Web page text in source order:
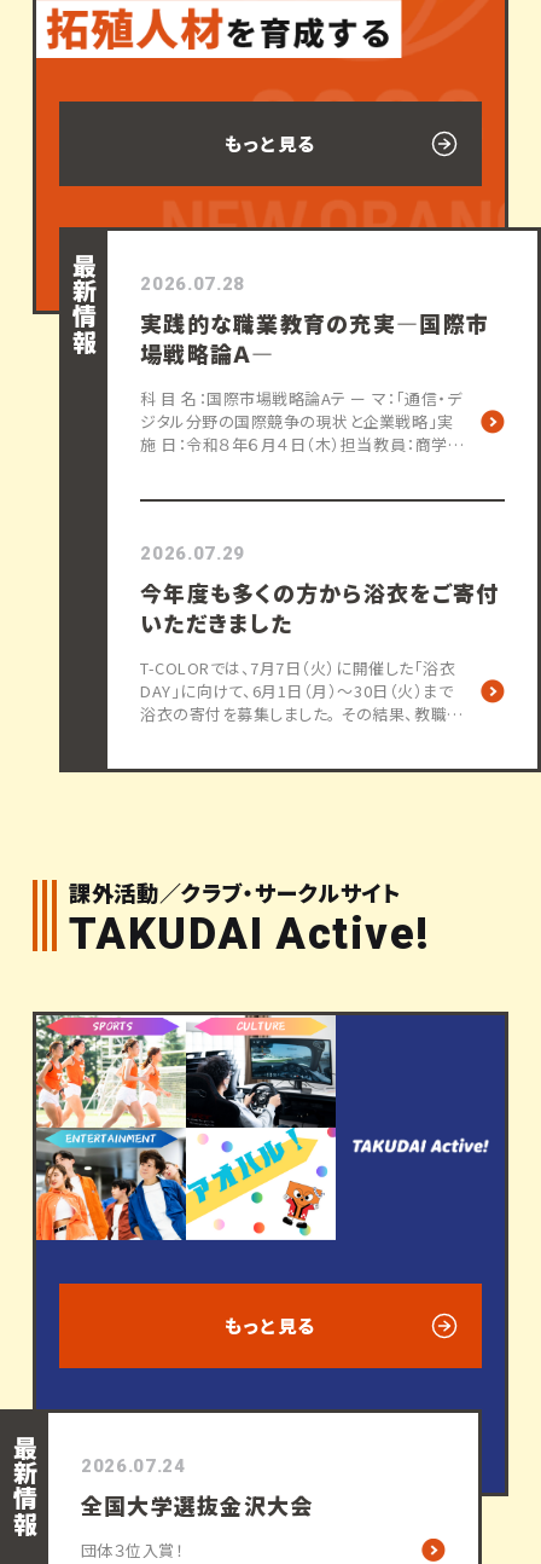
もっと見る
最新情報 2026.07.28
実践的な職業教育の充実―国際市
場戦略論Ａ―
科 目 名：国際市場戦略論Aテ ー マ：「通信・デ
ジタル分野の国際競争の現状と企業戦略」実
施 日：令和８年６月４日（木）担当教員：商学部
Ｔドコモビジネス株式会社イノベーションセン
ター担当部長・博士（工学）の宮川晋氏を
2026.07.29
今年度も多くの方から浴衣をご寄付
いただきました
T-COLORでは、7月7日（火）に開催した「浴衣
DAY」に向けて、6月1日（月）～30日（火）まで
浴衣の寄付を募集しました。 その結果、教職員
課外活動／クラブ・サークルサイト
TAKUDAI Active!
もっと見る
最新情報 2026.07.24
全国大学選抜金沢大会
団体３位入賞！